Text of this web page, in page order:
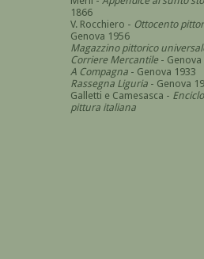
1866
V. Rocchiero - Ottocento
Genova 1956
Magazzino pittorico
Corriere Mercantile - Genova
A Compagna - Genova 1933
Rassegna Liguria - Genova
Galletti e Camesasca -
pittura italiana